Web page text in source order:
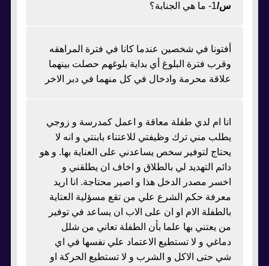
س/1- ما هي الجنابة؟
أفتونا في شخصين عندما كانا في فترة المراهقه
وقرب فترة البلوغ أي بداية بلوغهم حصلت بينهما
علاقة محرمة وادخال في كل منهما في دبر الاخر
انا ام لدي طفلة معاقة و اعمل كمدرسة و زوجي
يطلب مني ترك وظيفتي للاعتناء بابنتي و انه لا
يحتاج لتوفير سخص يساعدني على العناية بها. و هو
دائم التهديد لي بالطلاق و اخاف ان يطلقني و
اخسر مصدر الدخل هذا و اصير محتاجة. انا اريد
معرفة حكم الشرع علي من تقع مسؤلية العتاية
بالطفلة الام او ان على الاب ان يساعد في توفير
من يعتني بها علما بأن الطفلة تعاني من شلل
دماغي و لا تستطيع الاعتماد علي نفسها في اي
شي حتى الاكل و الشرب و لا تستطيع الحركة او